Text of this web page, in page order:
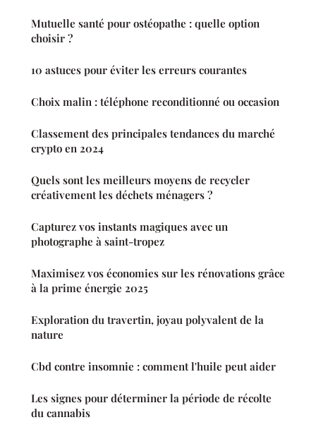
Mutuelle santé pour ostéopathe : quelle option
choisir ?
10 astuces pour éviter les erreurs courantes
Choix malin : téléphone reconditionné ou occasion
Classement des principales tendances du marché
crypto en 2024
Quels sont les meilleurs moyens de recycler
créativement les déchets ménagers ?
Capturez vos instants magiques avec un
photographe à saint-tropez
Maximisez vos économies sur les rénovations grâce
à la prime énergie 2025
Exploration du travertin, joyau polyvalent de la
nature
Cbd contre insomnie : comment l'huile peut aider
Les signes pour déterminer la période de récolte
du cannabis